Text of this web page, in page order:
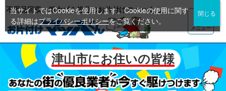
不用品回収・粗大ゴミ処分のお片付けマッハくん
メニュー
津山市にお住いの皆様
当サイトではCookieを使用します。Cookieの使用に関す
る詳細はプライバシーポリシーをご覧ください。